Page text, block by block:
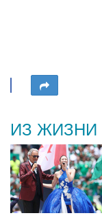
ИЗ ЖИЗНИ